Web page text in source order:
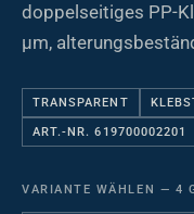
doppelseitiges PP-
µm,
TRANSPARENT
ART.-NR. 619700002201
VARIANTE WÄHLEN — 4